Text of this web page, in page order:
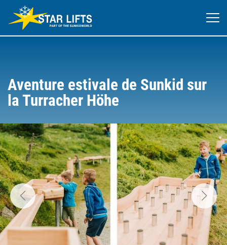
Aventure estivale de Sunkid sur
la Turracher Höhe